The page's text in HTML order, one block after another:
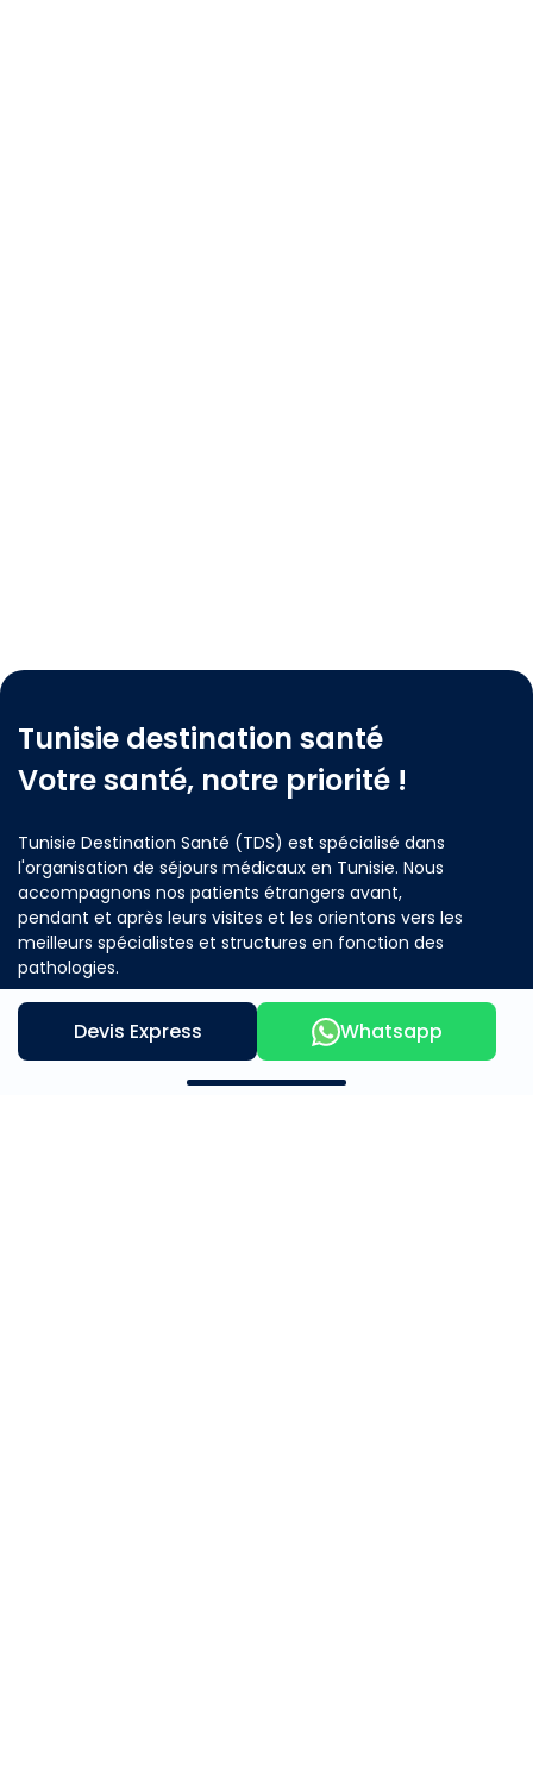
Devis Express Whatsapp
Tunisie destination santé
Votre santé, notre priorité !
Tunisie Destination Santé (TDS) est spécialisé dans
l'organisation de séjours médicaux en Tunisie. Nous
accompagnons nos patients étrangers avant,
pendant et après leurs visites et les orientons vers les
meilleurs spécialistes et structures en fonction des
pathologies.
Contactez nous